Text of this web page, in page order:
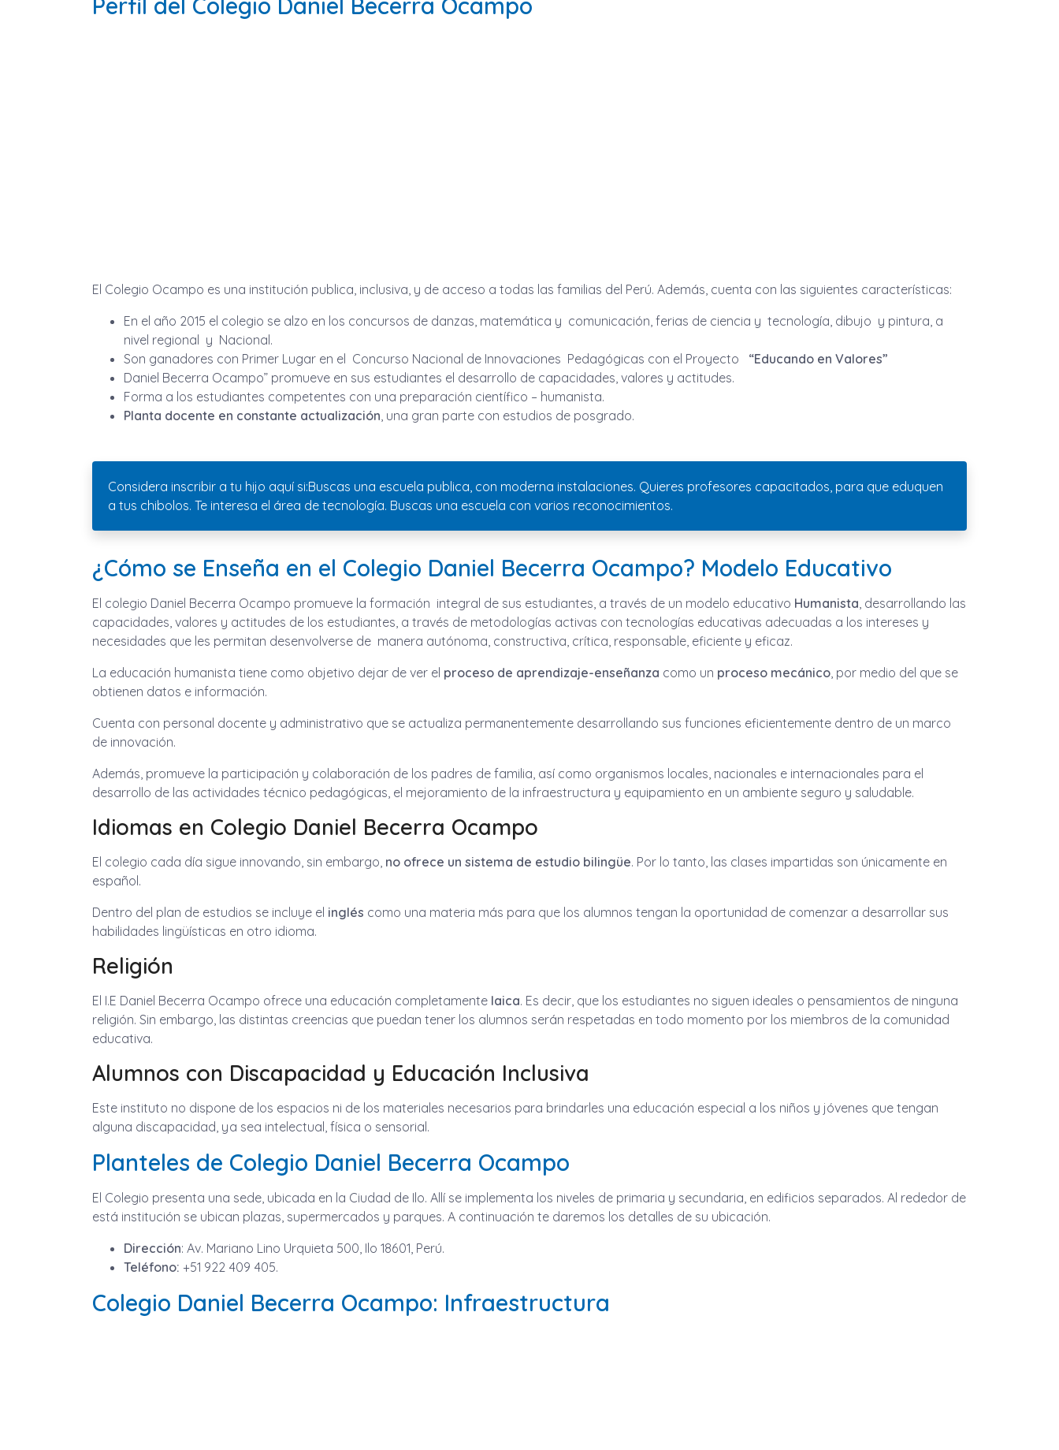
El Colegio Ocampo es una institución publica, inclusiva, y de acceso a todas las familias del Perú. Además, cuenta con las siguientes características:
En el año 2015 el colegio se alzo en los concursos de danzas, matemática y comunicación, ferias de ciencia y tecnología, dibujo y pintura, a
nivel regional y Nacional.
Son ganadores con Primer Lugar en el Concurso Nacional de Innovaciones Pedagógicas con el Proyecto “Educando en Valores”
Daniel Becerra Ocampo” promueve en sus estudiantes el desarrollo de capacidades, valores y actitudes.
Forma a los estudiantes competentes con una preparación científico – humanista.
Planta docente en constante actualización, una gran parte con estudios de posgrado.
Considera inscribir a tu hijo aquí si:Buscas una escuela publica, con moderna instalaciones. Quieres profesores capacitados, para que eduquen
a tus chibolos. Te interesa el área de tecnología. Buscas una escuela con varios reconocimientos.
¿Cómo se Enseña en el Colegio Daniel Becerra Ocampo? Modelo Educativo
El colegio Daniel Becerra Ocampo promueve la formación integral de sus estudiantes, a través de un modelo educativo Humanista, desarrollando las
capacidades, valores y actitudes de los estudiantes, a través de metodologías activas con tecnologías educativas adecuadas a los intereses y
necesidades que les permitan desenvolverse de manera autónoma, constructiva, crítica, responsable, eficiente y eficaz.
La educación humanista tiene como objetivo dejar de ver el proceso de aprendizaje-enseñanza como un proceso mecánico, por medio del que se
obtienen datos e información.
Cuenta con personal docente y administrativo que se actualiza permanentemente desarrollando sus funciones eficientemente dentro de un marco
de innovación.
Además, promueve la participación y colaboración de los padres de familia, así como organismos locales, nacionales e internacionales para el
desarrollo de las actividades técnico pedagógicas, el mejoramiento de la infraestructura y equipamiento en un ambiente seguro y saludable.
Idiomas en Colegio Daniel Becerra Ocampo
El colegio cada día sigue innovando, sin embargo, no ofrece un sistema de estudio bilingüe. Por lo tanto, las clases impartidas son únicamente en
español.
Dentro del plan de estudios se incluye el inglés como una materia más para que los alumnos tengan la oportunidad de comenzar a desarrollar sus
habilidades lingüísticas en otro idioma.
Religión
El I.E Daniel Becerra Ocampo ofrece una educación completamente laica. Es decir, que los estudiantes no siguen ideales o pensamientos de ninguna
religión. Sin embargo, las distintas creencias que puedan tener los alumnos serán respetadas en todo momento por los miembros de la comunidad
educativa.
Alumnos con Discapacidad y Educación Inclusiva
Este instituto no dispone de los espacios ni de los materiales necesarios para brindarles una educación especial a los niños y jóvenes que tengan
alguna discapacidad, ya sea intelectual, física o sensorial.
Planteles de Colegio Daniel Becerra Ocampo
El Colegio presenta una sede, ubicada en la Ciudad de Ilo. Allí se implementa los niveles de primaria y secundaria, en edificios separados. Al rededor de
está institución se ubican plazas, supermercados y parques. A continuación te daremos los detalles de su ubicación.
Dirección: Av. Mariano Lino Urquieta 500, Ilo 18601, Perú.
Teléfono: +51 922 409 405.
Colegio Daniel Becerra Ocampo: Infraestructura